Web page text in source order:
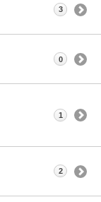
3
0
1
2